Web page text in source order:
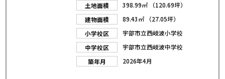
土地面積
398.99㎡ （120.69坪）
建物面積
89.43㎡ （27.05坪）
小学校区
宇部市立西岐波小学校
中学校区
宇部市立西岐波中学校
築年月
2026年4月